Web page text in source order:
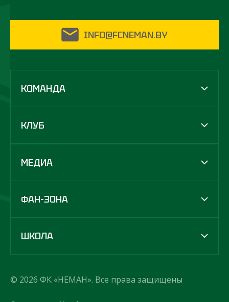
INFO@FCNEMAN.BY
КОМАНДА
КЛУБ
МЕДИА
ФАН-ЗОНА
ШКОЛА
© 2026 ФК «НЕМАН». Все права защищены